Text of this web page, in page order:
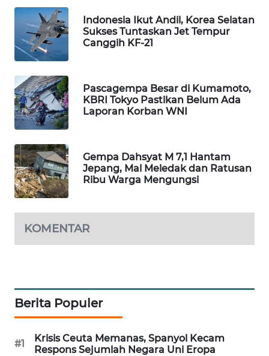
Indonesia Ikut Andil, Korea Selatan
Sukses Tuntaskan Jet Tempur
Canggih KF-21
Pascagempa Besar di Kumamoto,
KBRI Tokyo Pastikan Belum Ada
Laporan Korban WNI
Gempa Dahsyat M 7,1 Hantam
Jepang, Mal Meledak dan Ratusan
Ribu Warga Mengungsi
KOMENTAR
Berita Populer
#1
Krisis Ceuta Memanas, Spanyol Kecam
Respons Sejumlah Negara Uni Eropa
WAHANANEWS
NET
WAHANA
WAHANA
UMKM
WAHANA
SELEB
WAHANA
PERSONA
WAHANA
OTOMOTIF
HEALTH
WAHANA
DESA
WISATA